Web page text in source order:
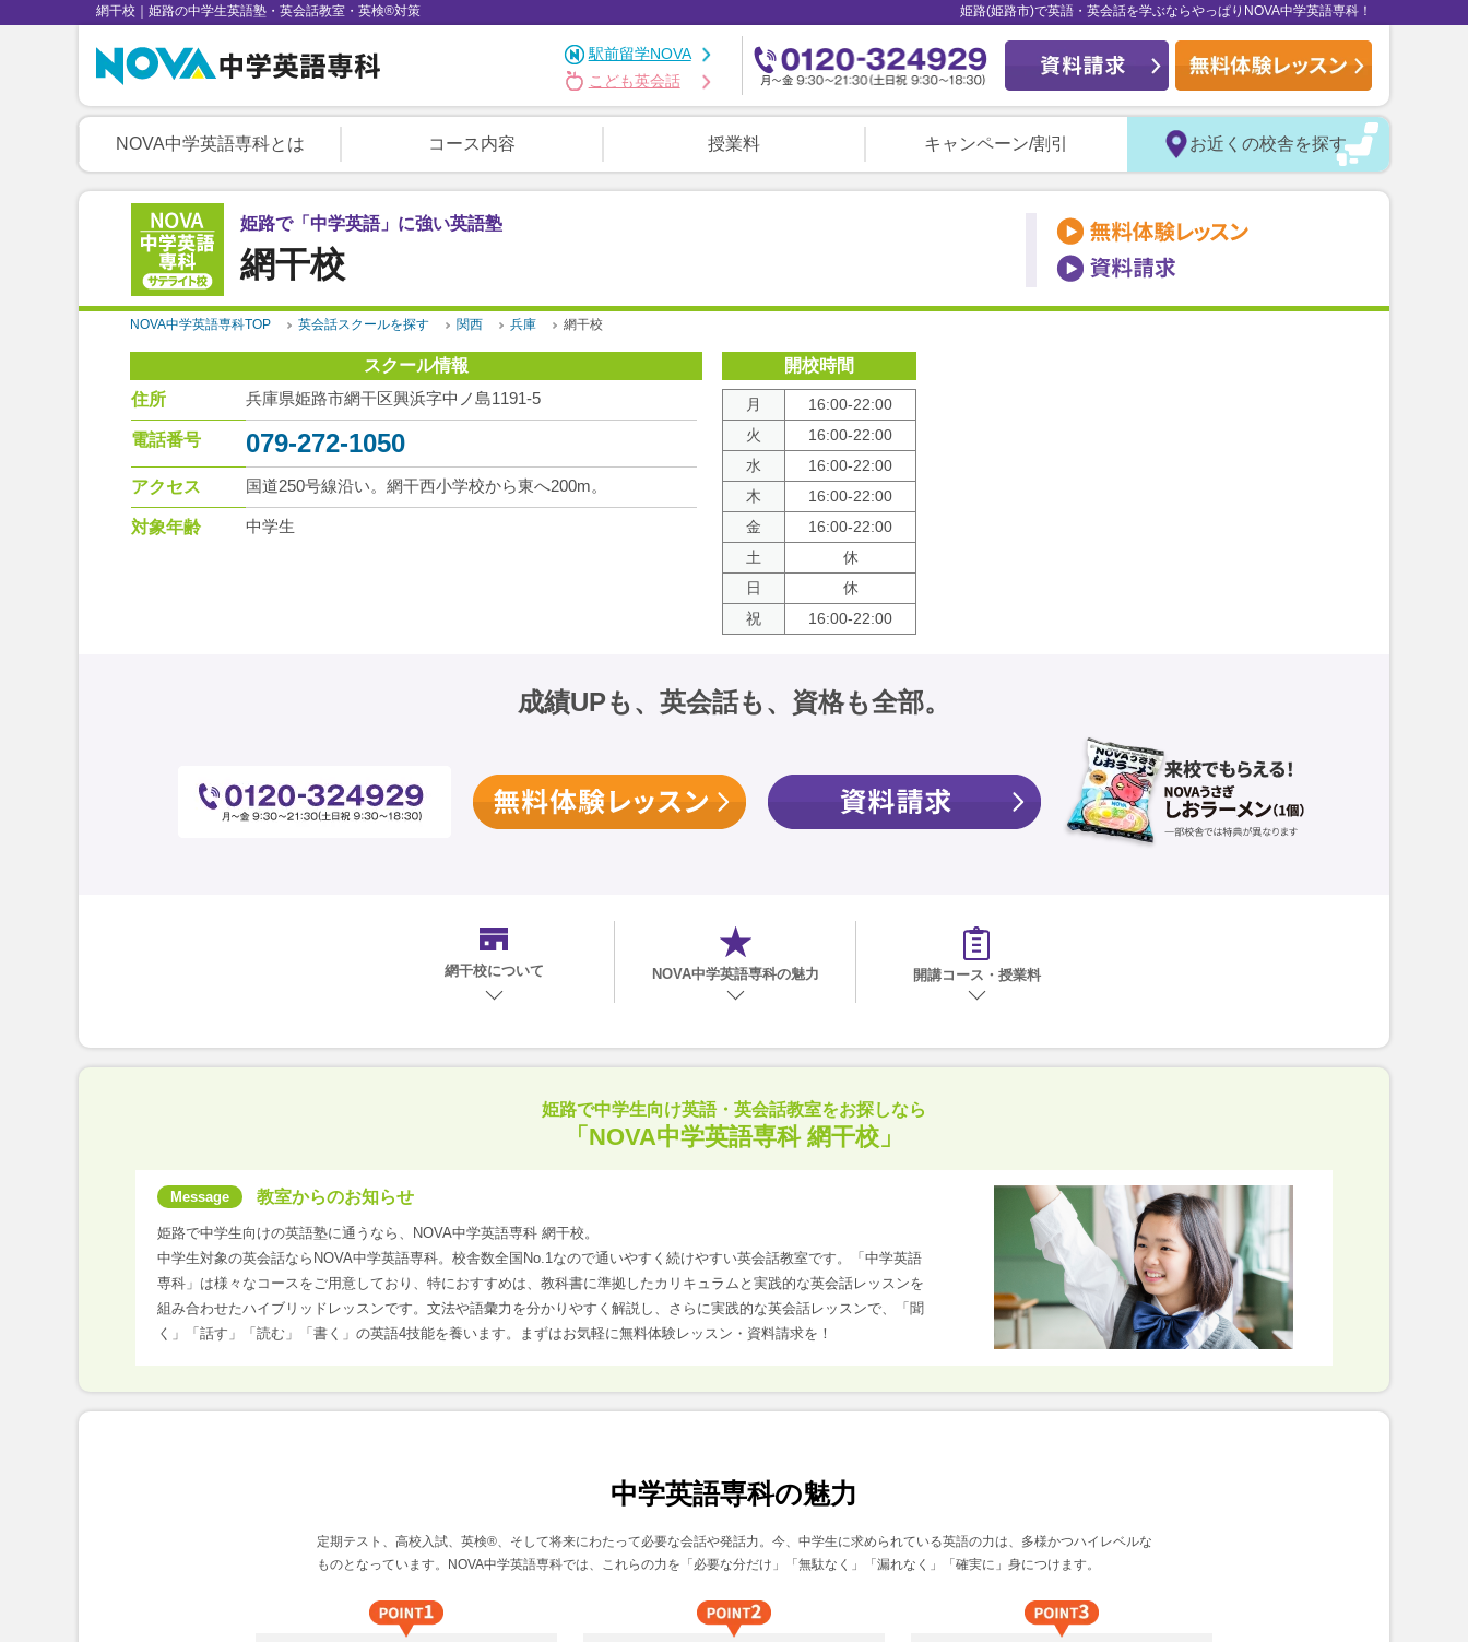
網干校｜姫路の中学生英語塾・英会話教室・英検®対策 姫路(姫路市)で英語・英会話を学ぶならやっぱりNOVA中学英語専科！
駅前留学NOVA
こども英会話
NOVA中学英語専科とは コース内容 授業料 キャンペーン/割引 お近くの校舎を探す
網干校
姫路で「中学英語」に強い英語塾
NOVA中学英語専科TOP 英会話スクールを探す 関西 兵庫 網干校
スクール情報
住所
兵庫県姫路市網干区興浜字中ノ島1191-5
電話番号 079-272-1050
アクセス 国道250号線沿い。網干西小学校から東へ200m。
対象年齢 中学生
開校時間
月
16:00-22:00
火
16:00-22:00
水
16:00-22:00
木
16:00-22:00
金
16:00-22:00
土
休
日
休
祝
16:00-22:00
成績UPも、英会話も、資格も全部。
網干校について NOVA中学英語専科の魅力 開講コース・授業料
姫路で中学生向け英語・英会話教室をお探しなら
「NOVA中学英語専科 網干校」
教室からのお知らせ
姫路で中学生向けの英語塾に通うなら、NOVA中学英語専科 網干校。
中学生対象の英会話ならNOVA中学英語専科。校舎数全国No.1なので通いやすく続けやすい英会話教室です。「中学英語
専科」は様々なコースをご用意しており、特におすすめは、教科書に準拠したカリキュラムと実践的な英会話レッスンを
組み合わせたハイブリッドレッスンです。文法や語彙力を分かりやすく解説し、さらに実践的な英会話レッスンで、「聞
く」「話す」「読む」「書く」の英語4技能を養います。まずはお気軽に無料体験レッスン・資料請求を！
中学英語専科の魅力
定期テスト、高校入試、英検®、そして将来にわたって必要な会話や発話力。今、中学生に求められている英語の力は、多様かつハイレベルな
ものとなっています。NOVA中学英語専科では、これらの力を「必要な分だけ」「無駄なく」「漏れなく」「確実に」身につけます。